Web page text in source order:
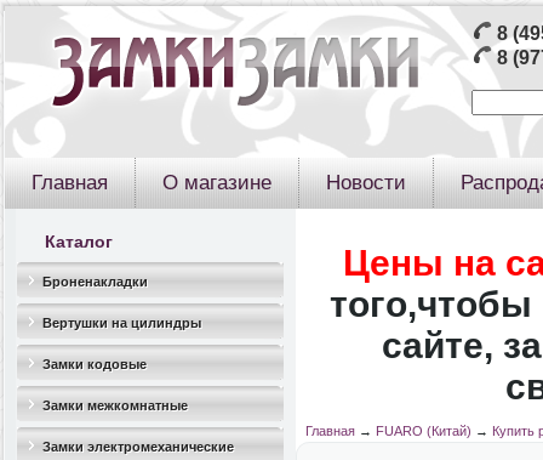
8
8
Главная О магазине Новости
Каталог
Броненакладки
Вертушки на цилиндры
Замки кодовые
Замки межкомнатные
Замки электромеханические
Цены на
того,чтобы
сайте,
Главная→ FUARO (Китай) → Купить